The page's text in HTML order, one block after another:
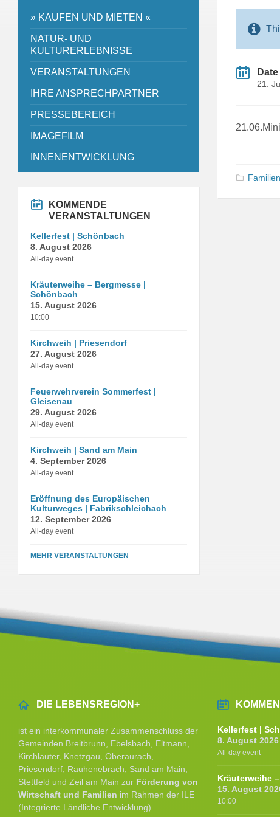
Date
21.
Familien
» KAUFEN UND MIETEN «
NATUR- UND
KULTURERLEBNISSE
VERANSTALTUNGEN
IHRE ANSPRECHPARTNER
PRESSEBEREICH
IMAGEFILM
INNENENTWICKLUNG
KOMMENDE
VERANSTALTUNGEN
Kellerfest | Schönbach
8. August 2026
All-day event
Kräuterweihe – Bergmesse |
Schönbach
15. August 2026
10:00
Kirchweih | Priesendorf
27. August 2026
All-day event
Feuerwehrverein Sommerfest |
Gleisenau
29. August 2026
All-day event
Kirchweih | Sand am Main
4. September 2026
All-day event
Eröffnung des Europäischen
Kulturweges | Fabrikschleichach
12. September 2026
All-day event
MEHR VERANSTALTUNGEN
DIE LEBENSREGION+
ist ein interkommunaler Zusammenschluss der
Gemeinden Breitbrunn, Ebelsbach, Eltmann,
Kirchlauter, Knetzgau, Oberaurach,
Priesendorf, Rauhenebrach, Sand am Main,
Stettfeld und Zeil am Main zur Förderung von
Wirtschaft und Familien im Rahmen der ILE
(Integrierte Ländliche Entwicklung).
Kellerfest |
8. August 2026
All-day event
Kräuterweihe
15. August
10:00